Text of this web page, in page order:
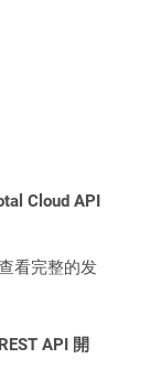
Cloud API
看完整的发
API 開